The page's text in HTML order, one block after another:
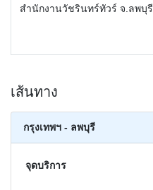
สำนักงานวัชรินทร์ทัวร์ จ.ลพบุรี
เส้นทาง
กรุงเทพฯ - ลพบุรี
จุดบริการ